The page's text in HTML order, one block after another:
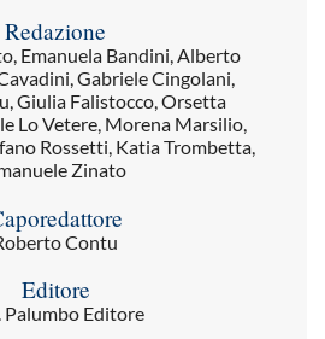
Redazione
Emanuela Bandini, Alberto
Gabriele Cingolani,
Giulia Falistocco, Orsetta
Lo Vetere, Morena Marsilio,
Rossetti, Katia Trombetta,
Zinato
Contu
Editore
Palumbo Editore